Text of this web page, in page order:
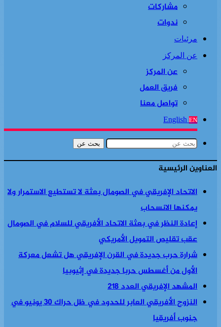
مشاركات
ندوات
مرئيات
عن المركز
عن المركز
فريق العمل
تواصل معنا
English EN
بحث عن
العناوين الرئيسية
الاتحاد الإفريقي في الصومال بعثة لا تستطيع الاستمرار ولا
يمكنها الانسحاب
إعادة النظر في بعثة الاتحاد الأفريقي للسلام في الصومال
عقب تقليص التمويل الأمريكي
شرارة حرب جديدة في القرن الإفريقي هل تشعل معركة
الأول من أغسطس حربا جديدة في إثيوبيا
المشهد الإفريقي العدد 218
النزوح الأفريقي العابر للحدود في ظل حراك 30 يونيو في
جنوب أفريقيا